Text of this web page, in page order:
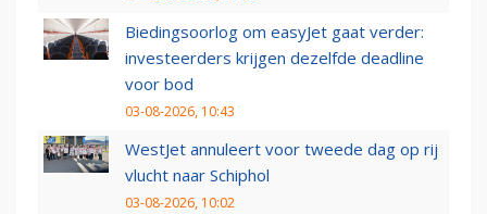
Biedingsoorlog om easyJet gaat verder:
investeerders krijgen dezelfde deadline
voor bod
03-08-2026, 10:43
WestJet annuleert voor tweede dag op rij
vlucht naar Schiphol
03-08-2026, 10:02